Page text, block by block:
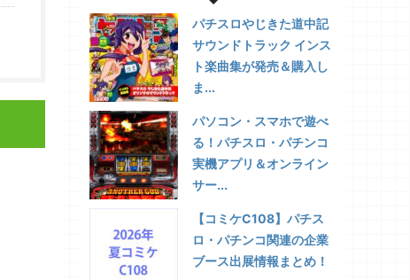
パチスロやじきた道中記
サウンドトラック インス
ト楽曲集が発売＆購入し
ま...
パソコン・スマホで遊べ
る！パチスロ・パチンコ
実機アプリ＆オンライン
サー...
【コミケC108】パチス
ロ・パチンコ関連の企業
ブース出展情報まとめ！